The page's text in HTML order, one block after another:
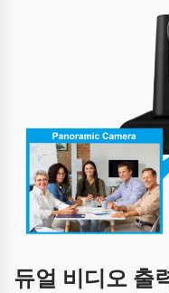
듀얼 비디오 출